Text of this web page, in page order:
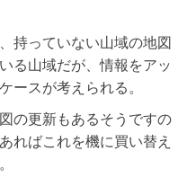
持っていない山域の地図
る山域だが、情報をアッ
ースが考えられる。
の更新もあるそうですの
ればこれを機に買い替え